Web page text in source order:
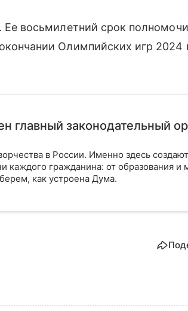
восьмилетний срок
Олимпийских игр 2024
главный законодательный
в России. Именно здесь
каждого гражданина: от образования и
как устроена Дума.